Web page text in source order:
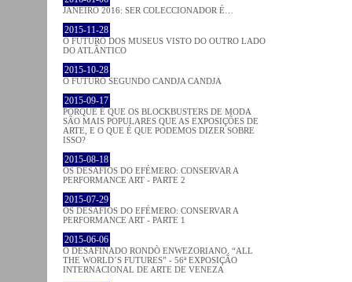
JANEIRO 2016: SER COLECCIONADOR É…
2015-11-28
O FUTURO DOS MUSEUS VISTO DO OUTRO LADO
DO ATLÂNTICO
2015-10-28
O FUTURO SEGUNDO CANDJA CANDJA
2015-09-17
PORQUE É QUE OS BLOCKBUSTERS DE MODA
SÃO MAIS POPULARES QUE AS EXPOSIÇÕES DE
ARTE, E O QUE É QUE PODEMOS DIZER SOBRE
ISSO?
2015-08-18
OS DESAFIOS DO EFÉMERO: CONSERVAR A
PERFORMANCE ART - PARTE 2
2015-07-29
OS DESAFIOS DO EFÉMERO: CONSERVAR A
PERFORMANCE ART - PARTE 1
2015-06-06
O DESAFINADO RONDÒ ENWEZORIANO. “ALL
THE WORLD´S FUTURES” - 56ª EXPOSIÇÃO
INTERNACIONAL DE ARTE DE VENEZA